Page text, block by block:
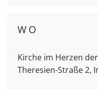
WO
Kirche im Herzen
Theresien-Straße 2,